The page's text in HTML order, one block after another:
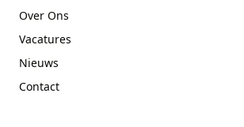
Over Ons
Vacatures
Nieuws
Contact